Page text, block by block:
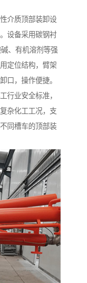
介质顶部装卸设
设备采用碳钢衬
、有机溶剂等强
定位结构，臂架
口，操作便捷。
行业安全标准，
杂化工工况，支
同槽车的顶部装